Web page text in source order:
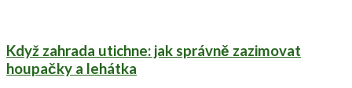
Když zahrada utichne: jak správně zazimovat
houpačky a lehátka